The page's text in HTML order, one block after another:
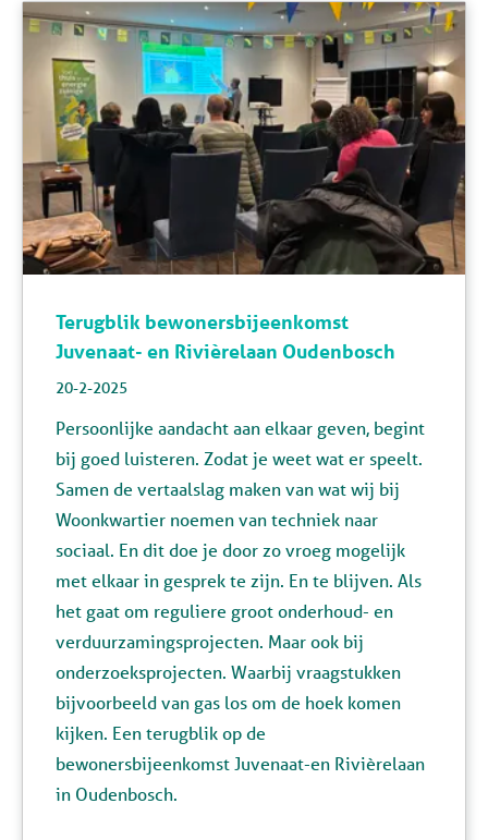
Terugblik bewonersbijeenkomst
Juvenaat- en Rivièrelaan Oudenbosch
20-2-2025
Persoonlijke aandacht aan elkaar geven, begint
bij goed luisteren. Zodat je weet wat er speelt.
Samen de vertaalslag maken van wat wij bij
Woonkwartier noemen van techniek naar
sociaal. En dit doe je door zo vroeg mogelijk
met elkaar in gesprek te zijn. En te blijven. Als
het gaat om reguliere groot onderhoud- en
verduurzamingsprojecten. Maar ook bij
onderzoeksprojecten. Waarbij vraagstukken
bijvoorbeeld van gas los om de hoek komen
kijken. Een terugblik op de
bewonersbijeenkomst Juvenaat-en Rivièrelaan
in Oudenbosch.